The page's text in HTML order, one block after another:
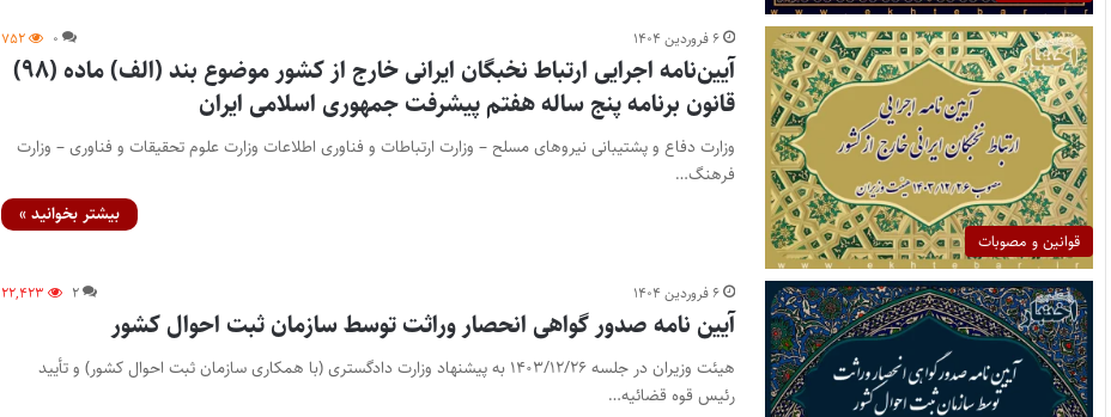
قوانین و مصوبات
۶ فروردین ۱۴۰۴ ۰ ۷۵۲
آیین‌نامه اجرایی ارتباط نخبگان ایرانی خارج از کشور موضوع بند (الف) ماده (۹۸)
قانون برنامه پنج ساله هفتم پیشرفت جمهوری اسلامی ایران
وزارت دفاع و پشتیبانی نیروهای مسلح – وزارت ارتباطات و فناوری اطلاعات وزارت علوم تحقیقات و فناوری – وزارت
فرهنگ…
بیشتر بخوانید »
۶ فروردین ۱۴۰۴ ۲ ۲۲,۴۲۳
آیین نامه صدور گواهی انحصار وراثت توسط سازمان ثبت احوال کشور
هیئت وزیران در جلسه ۱۴۰۳/۱۲/۲۶ به پیشنهاد وزارت دادگستری (با همکاری سازمان ثبت احوال کشور) و تأیید
رئیس قوه قضائیه…